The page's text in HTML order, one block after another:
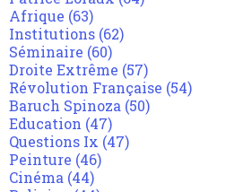
Afrique (63)
Institutions (62)
Séminaire (60)
Droite Extrême (57)
Révolution Française (54)
Baruch Spinoza (50)
Education (47)
Questions Ix (47)
Peinture (46)
Cinéma (44)